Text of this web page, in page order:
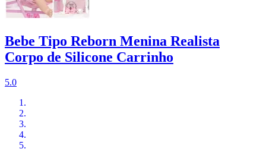
Bebe Tipo Reborn Menina Realista
Corpo de Silicone Carrinho
5.0